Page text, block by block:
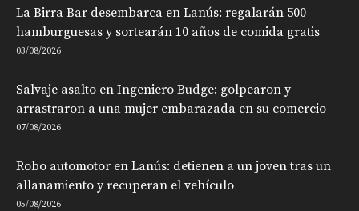
La Birra Bar desembarca en Lanús: regalarán 500
hamburguesas y sortearán 10 años de comida gratis
03/08/2026
Salvaje asalto en Ingeniero Budge: golpearon y
arrastraron a una mujer embarazada en su comercio
07/08/2026
Robo automotor en Lanús: detienen a un joven tras un
allanamiento y recuperan el vehículo
05/08/2026